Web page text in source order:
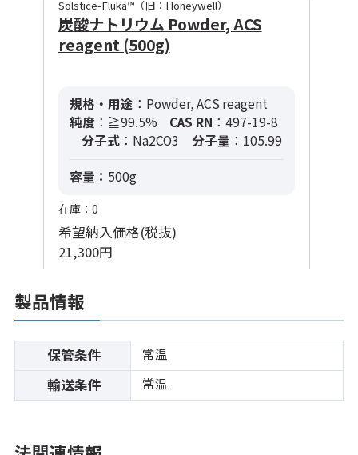
Solstice-Fluka™（旧：Honeywell）
炭酸ナトリウム Powder, ACS
reagent (500g)
規格・用途 ：Powder, ACS reagent
純度 ：≧99.5% CAS RN ：497-19-8
分子式 ：Na2CO3 分子量 ：105.99
容量： 500g
在庫：0
希望納入価格(税抜)
21,300円
製品情報
保管条件 常温
輸送条件 常温